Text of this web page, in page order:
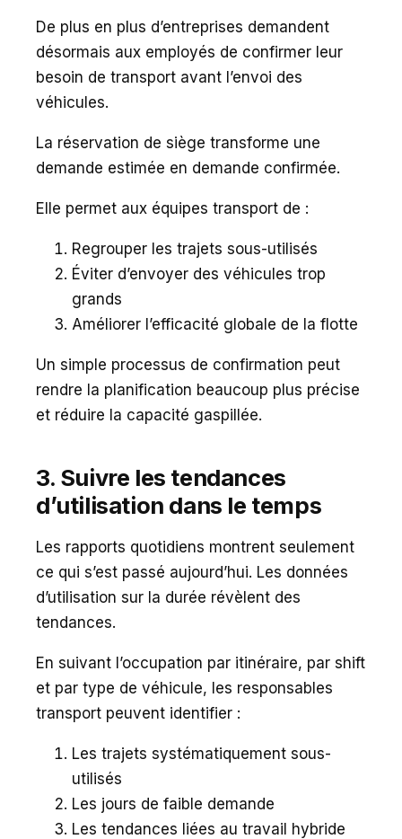
De plus en plus d’entreprises demandent
désormais aux employés de confirmer leur
besoin de transport avant l’envoi des
véhicules.
La réservation de siège transforme une
demande estimée en demande confirmée.
Elle permet aux équipes transport de :
Regrouper les trajets sous-utilisés
Éviter d’envoyer des véhicules trop
grands
Améliorer l’efficacité globale de la flotte
Un simple processus de confirmation peut
rendre la planification beaucoup plus précise
et réduire la capacité gaspillée.
3. Suivre les tendances
d’utilisation dans le temps
Les rapports quotidiens montrent seulement
ce qui s’est passé aujourd’hui. Les données
d’utilisation sur la durée révèlent des
tendances.
En suivant l’occupation par itinéraire, par shift
et par type de véhicule, les responsables
transport peuvent identifier :
Les trajets systématiquement sous-
utilisés
Les jours de faible demande
Les tendances liées au travail hybride